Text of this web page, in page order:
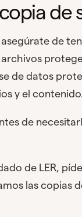
de
de
de datos
y el
de
de LER,
las copias